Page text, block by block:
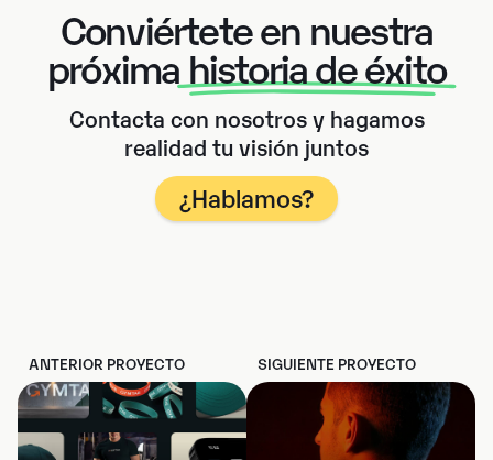
Conviértete en nuestra
próxima historia de éxito
Contacta con nosotros y hagamos
realidad tu visión juntos
¿Hablamos?
ANTERIOR PROYECTO SIGUIENTE PROYECTO
PREVIOUS PROJECT NEXT PROJECT